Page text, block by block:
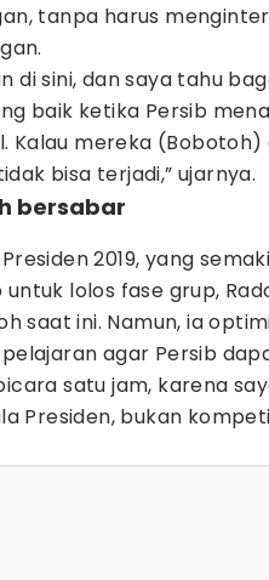
tanpa harus
di sini, dan saya tahu
baik ketika Persib
Kalau mereka
bisa terjadi,” ujarnya.
bersabar
2019, yang
lolos fase grup,
saat ini. Namun, ia
agar Persib
satu jam, karena
Presiden, bukan